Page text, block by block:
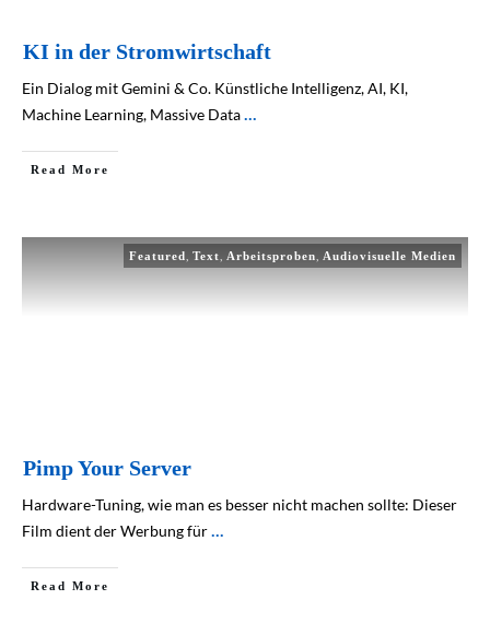
KI in der Stromwirtschaft
Ein Dialog mit Gemini & Co. Künstliche Intelligenz, AI, KI,
Machine Learning, Massive Data ...
Read More
Featured Text Arbeitsproben Audiovisuelle Medien
Pimp Your Server
Hardware-Tuning, wie man es besser nicht machen sollte: Dieser
Film dient der Werbung für ...
Read More